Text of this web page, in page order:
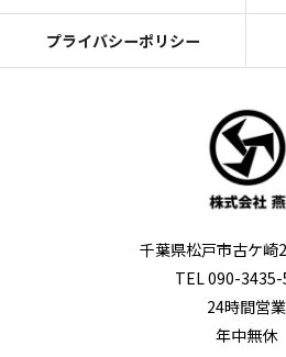
プライバシーポリシー
千葉県松戸市古ケ
TEL 090-
24時間営業
年中無休